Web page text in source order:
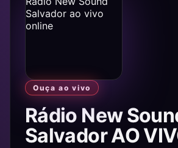
Ouça ao vivo
Rádio New
Salvador AO